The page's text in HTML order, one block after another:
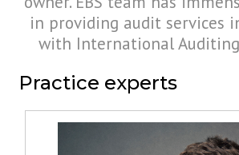
in providing audit services
with International
Practice experts